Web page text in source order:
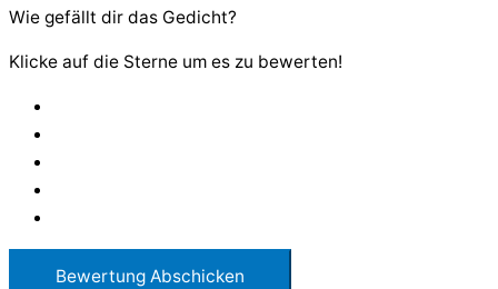
Wie gefällt dir das Gedicht?
Klicke auf die Sterne um es zu bewerten!
Bewertung Abschicken